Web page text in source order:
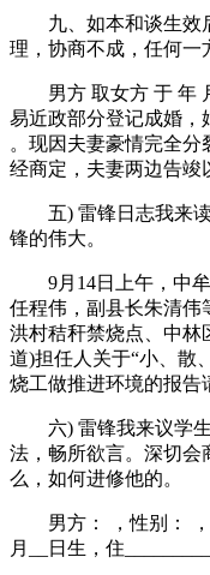
九、如本和谈生效后
理，协商不成，任何一
男方 取女方 于 年
易近政部分登记成婚，
。现因夫妻豪情完全
经商定，夫妻两边告竣
五) 雷锋日志我来读
锋的伟大。
9月14日上午，中牟
任程伟，副县长朱清伟
洪村秸秆禁烧点、中林
道)担任人关于“小、散
烧工做推进环境的报告
六) 雷锋我来议学生
法，畅所欲言。深切会
么，如何进修他的。
男方： ，性别： ，
月__日生，住